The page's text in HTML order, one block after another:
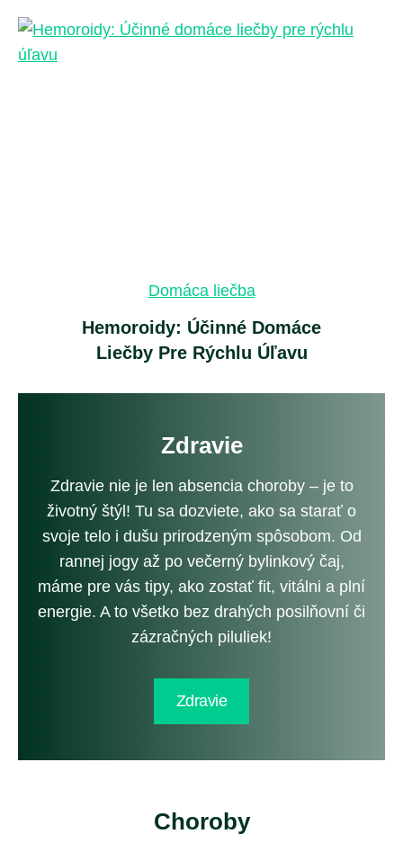
Domáca liečba
Hemoroidy: Účinné Domáce
Liečby Pre Rýchlu Úľavu
Zdravie
Zdravie nie je len absencia choroby – je to
životný štýl! Tu sa dozviete, ako sa starať o
svoje telo i dušu prirodzeným spôsobom. Od
rannej jogy až po večerný bylinkový čaj,
máme pre vás tipy, ako zostať fit, vitálni a plní
energie. A to všetko bez drahých posilňovní či
zázračných piluliek!
Zdravie
Choroby